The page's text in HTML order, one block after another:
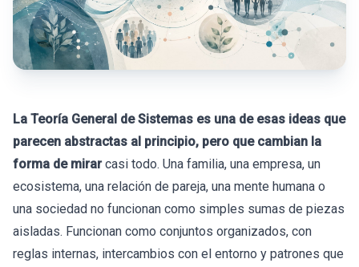
La Teoría General de Sistemas es una de esas ideas que
parecen abstractas al principio, pero que cambian la
forma de mirarcasi todo. Una familia, una empresa, un
ecosistema, una relación de pareja, una mente humana o
una sociedad no funcionan como simples sumas de piezas
aisladas. Funcionan como conjuntos organizados, con
reglas internas, intercambios con el entorno y patrones que